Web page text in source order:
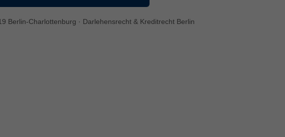
Berlin-Charlottenburg · Darlehensrecht & Kreditrecht Berlin